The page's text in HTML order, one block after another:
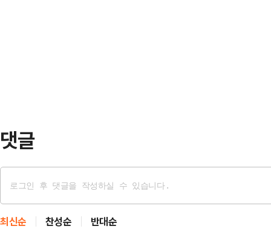
댓글
최신순 찬성순 반대순